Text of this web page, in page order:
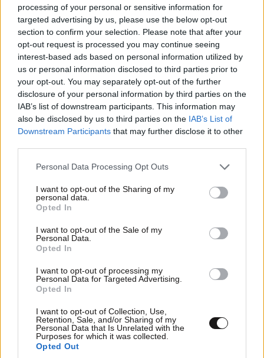
processing of your personal or sensitive information for
targeted advertising by us, please use the below opt-out
section to confirm your selection. Please note that after your
opt-out request is processed you may continue seeing
interest-based ads based on personal information utilized by
us or personal information disclosed to third parties prior to
your opt-out. You may separately opt-out of the further
disclosure of your personal information by third parties on the
IAB’s list of downstream participants. This information may
also be disclosed by us to third parties on the IAB’s List of
Downstream Participants that may further disclose it to other
Please note that this website/app uses one or more Google
not limited to your visit or usage behaviour. You may click to
grant or deny consent to Google and its third-party tags to
use your data for below specified purposes in below Google
consent section.
Personal Data Processing Opt Outs
I want to opt-out of the Sharing of my
personal data.
Opted In
I want to opt-out of the Sale of my
Personal Data.
Opted In
I want to opt-out of processing my
Personal Data for Targeted Advertising.
Opted In
I want to opt-out of Collection, Use,
Retention, Sale, and/or Sharing of my
Personal Data that Is Unrelated with the
Purposes for which it was collected.
Opted Out
LIFESTYLE06·08·2026 18:51
Χρίστος Κούγιας – Η αυστηρή ανακοίνωση για
την προσωπική του ζωή: «Δεν αποτελεί
αντικείμενο δημόσιας συζήτησης»
LIFESTYLE2 ω. πριν
Αθηνά Οικονομάκου από τα Μπόρα Μπόρα: